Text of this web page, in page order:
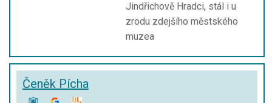
Jindřichově Hradci, stál i u
zrodu zdejšího městského
muzea
Čeněk Pícha